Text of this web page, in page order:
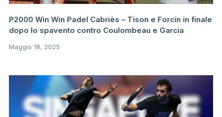
P2000 Win Win Padel Cabriès – Tison e Forcin in finale
dopo lo spavento contro Coulombeau e Garcia
Maggio 18, 2025